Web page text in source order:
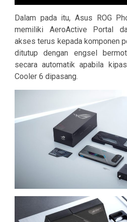
Dalam pada itu, Asus ROG
memiliki AeroActive Portal
akses terus kepada komponen
ditutup dengan engsel
secara automatik apabila
Cooler 6 dipasang.